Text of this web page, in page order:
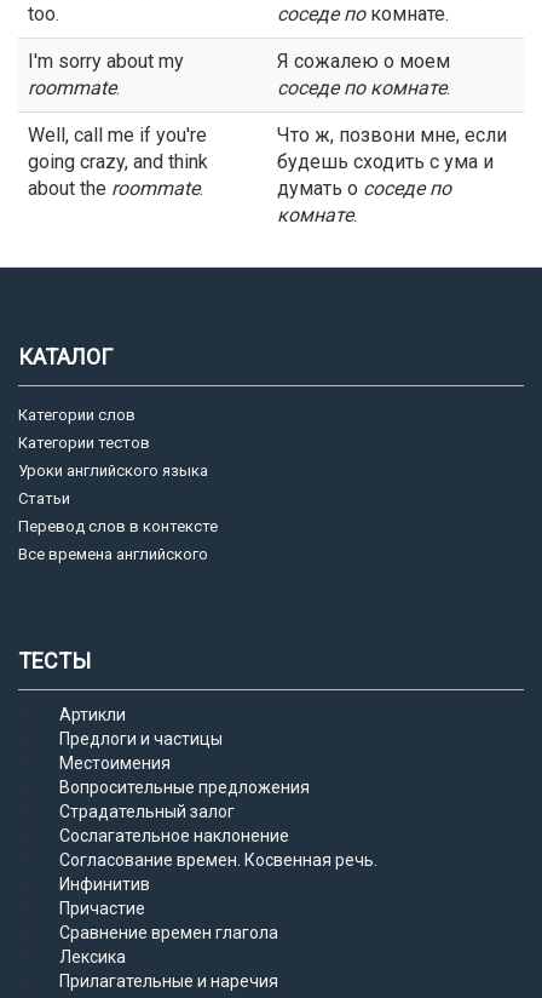
too.
соседепокомнате.
I'm sorry about my
roommate.
Я сожалею о моем
соседепо комнате.
Well, call me if you're
going crazy, and think
about the roommate.
Что ж, позвони мне, если
будешь сходить с ума и
думать о соседепо
комнате.
КАТАЛОГ
Категории слов
Категории тестов
Уроки английского языка
Статьи
Перевод слов в контексте
Все времена английского
ТЕСТЫ
Артикли
Предлоги и частицы
Местоимения
Вопросительные предложения
Страдательный залог
Сослагательное наклонение
Согласование времен. Косвенная речь.
Инфинитив
Причастие
Сравнение времен глагола
Лексика
Прилагательные и наречия